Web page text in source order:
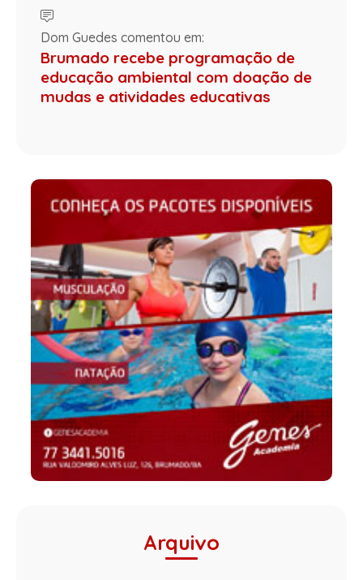
Dom Guedes comentou em:
Brumado recebe programação de
educação ambiental com doação de
mudas e atividades educativas
Arquivo